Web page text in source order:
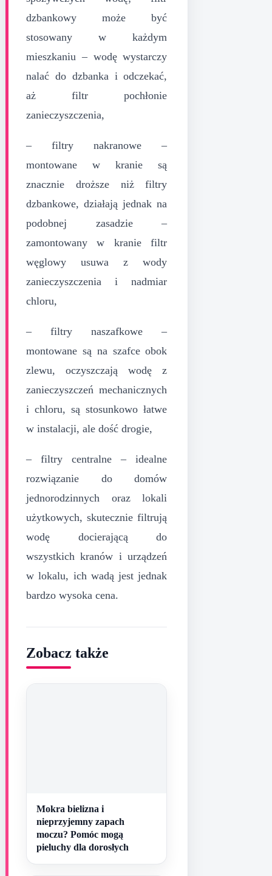
dzbankowy może być
stosowany w każdym
mieszkaniu – wodę wystarczy
nalać do dzbanka i odczekać,
aż filtr pochłonie
zanieczyszczenia,
– filtry nakranowe –
montowane w kranie są
znacznie droższe niż filtry
dzbankowe, działają jednak na
podobnej zasadzie –
zamontowany w kranie filtr
węglowy usuwa z wody
zanieczyszczenia i nadmiar
chloru,
– filtry naszafkowe –
montowane są na szafce obok
zlewu, oczyszczają wodę z
zanieczyszczeń mechanicznych
i chloru, są stosunkowo łatwe
w instalacji, ale dość drogie,
– filtry centralne – idealne
rozwiązanie do domów
jednorodzinnych oraz lokali
użytkowych, skutecznie filtrują
wodę docierającą do
wszystkich kranów i urządzeń
w lokalu, ich wadą jest jednak
bardzo wysoka cena.
Zobacz także
Mokra bielizna i
nieprzyjemny zapach
moczu? Pomóc mogą
pieluchy dla dorosłych